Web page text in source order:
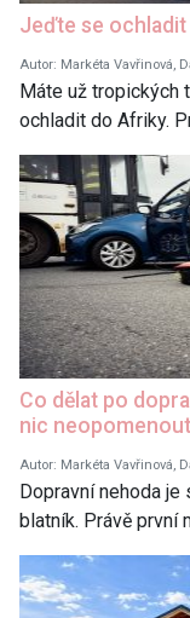
Jeďte se
Autor: Markéta Vavřinová,
Máte už tropických
ochladit do Afriky.
Co dělat po
nic neopomenout
Autor: Markéta Vavřinová,
Dopravní nehoda
blatník. Právě první